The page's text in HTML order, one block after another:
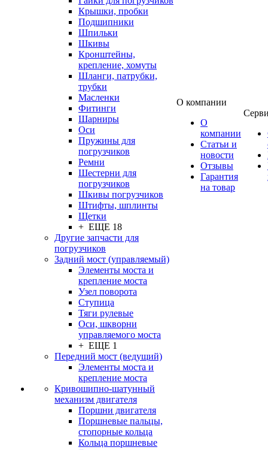
Крышки, пробки
Подшипники
Шпильки
Шкивы
Кронштейны,
крепление, хомуты
Шланги, патрубки,
трубки
Масленки
Фитинги
Шарниры
Оси
Пружины для
погрузчиков
Ремни
Шестерни для
погрузчиков
Шкивы погрузчиков
Штифты, шплинты
Щетки
+ ЕЩЕ 18
Другие запчасти для
погрузчиков
Задний мост (управляемый)
Элементы моста и
крепление моста
Узел поворота
Ступица
Тяги рулевые
Оси, шкворни
управляемого моста
+ ЕЩЕ 1
Передний мост (ведущий)
Элементы моста и
крепление моста
Кривошипно-шатунный
механизм двигателя
Поршни двигателя
Поршневые пальцы,
стопорные кольца
Кольца поршневые
О компании
О
компании
Статьи и
новости
Отзывы
Гарантия
на товар